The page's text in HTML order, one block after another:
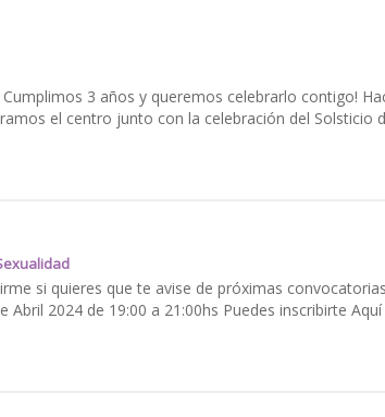
3 años y queremos celebrarlo contigo!
el centro junto con la celebración del Solsticio
si quieres que te avise de próximas
Abril 2024 de 19:00 a 21:00hs Puedes inscribirte